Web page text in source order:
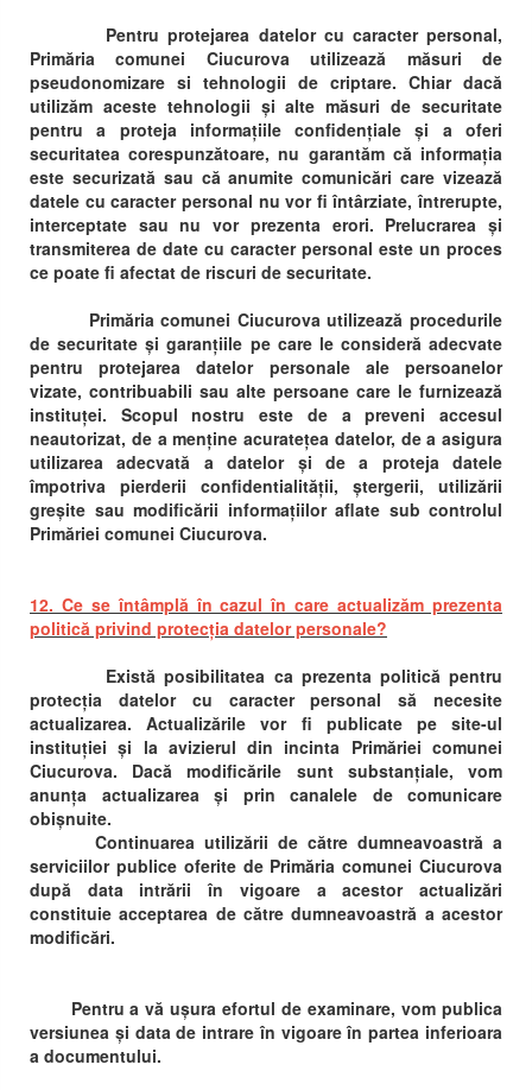
Pentru protejarea datelor cu caracter personal,
Primăria comunei Ciucurova utilizează măsuri de
pseudonomizare si tehnologii de criptare. Chiar dacă
utilizăm aceste tehnologii și alte măsuri de securitate
pentru a proteja informațiile confidențiale și a oferi
securitatea corespunzătoare, nu garantăm că informația
este securizată sau că anumite comunicări care vizează
datele cu caracter personal nu vor fi întârziate, întrerupte,
interceptate sau nu vor prezenta erori. Prelucrarea și
transmiterea de date cu caracter personal este un proces
ce poate fi afectat de riscuri de securitate.
Primăria comunei Ciucurova utilizează procedurile
de securitate și garanțiile pe care le consideră adecvate
pentru protejarea datelor personale ale persoanelor
vizate, contribuabili sau alte persoane care le furnizează
instituței. Scopul nostru este de a preveni accesul
neautorizat, de a menține acuratețea datelor, de a asigura
utilizarea adecvată a datelor și de a proteja datele
împotriva pierderii confidentialității, ștergerii, utilizării
greșite sau modificării informațiilor aflate sub controlul
Primăriei comunei Ciucurova.
12. Ce se întâmplă în cazul în care actualizăm prezenta
politică privind protecția datelor personale?
Există posibilitatea ca prezenta politică pentru
protecția datelor cu caracter personal să necesite
actualizarea. Actualizările vor fi publicate pe site-ul
instituției și la avizierul din incinta Primăriei comunei
Ciucurova. Dacă modificările sunt substanțiale, vom
anunța actualizarea și prin canalele de comunicare
obișnuite.
Continuarea utilizării de către dumneavoastră a
serviciilor publice oferite de Primăria comunei Ciucurova
după data intrării în vigoare a acestor actualizări
constituie acceptarea de către dumneavoastră a acestor
modificări.
Pentru a vă ușura efortul de examinare, vom publica
versiunea și data de intrare în vigoare în partea inferioara
a documentului.